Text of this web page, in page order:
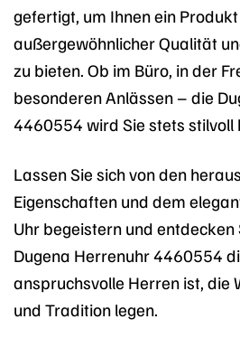
gefertigt, um Ihnen ein
außergewöhnlicher Qualität
zu bieten. Ob im Büro, in der
besonderen Anlässen – die
4460554 wird Sie stets stilvoll
Lassen Sie sich von den
Eigenschaften und dem
Uhr begeistern und entdecken
Dugena Herrenuhr 4460554
anspruchsvolle Herren ist, die
und Tradition legen.